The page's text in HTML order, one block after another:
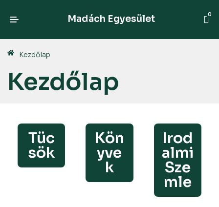
Madách Egyesület 0
Kezdőlap
Kezdőlap
Tüc
sök
Kön
yve
k
Irod
almi
Sze
mle